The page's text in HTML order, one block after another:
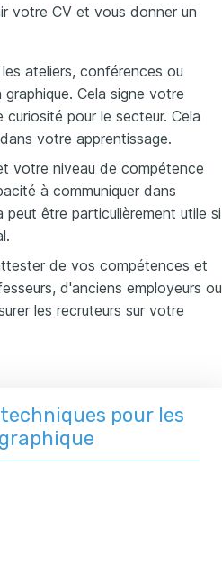
votre CV et vous donner un
ateliers, conférences ou
Cela signe votre
pour le secteur. Cela
votre apprentissage.
votre niveau de compétence
à communiquer dans
peut être particulièrement utile si
de vos compétences et
d'anciens employeurs ou
les recruteurs sur votre
pour les